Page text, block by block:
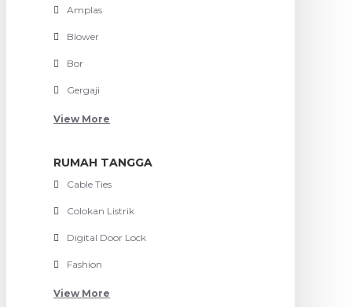
Amplas
Blower
Bor
Gergaji
View More
RUMAH TANGGA
Cable Ties
Colokan Listrik
Digital Door Lock
Fashion
View More